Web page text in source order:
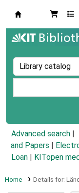
Advanced search
and Papers
Loan
KITopen
Home Details for: